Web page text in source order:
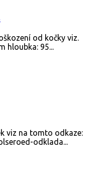
od kočky viz.
hloubka: 95...
viz na tomto odkaze:
odklada...